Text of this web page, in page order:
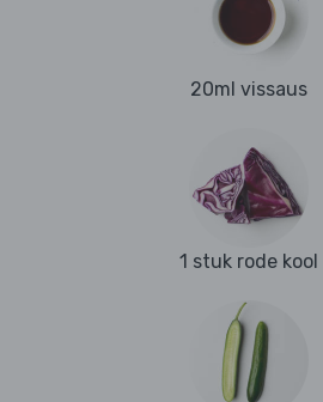
20ml vissaus
1 stuk rode kool